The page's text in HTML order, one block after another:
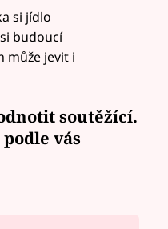
si jídlo
budoucí
může jevit i
soutěžící.
vás